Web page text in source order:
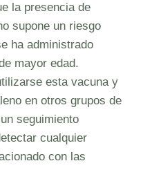
la presencia de
supone un riesgo
ha administrado
mayor edad.
esta vacuna y
en otros grupos de
seguimiento
cualquier
con las